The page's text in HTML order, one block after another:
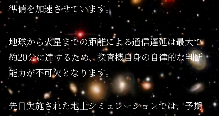
準備を加速させています。
地球から火星までの距離による通信遅延は最大で
約20分に達するため、探査機自身の自律的な判断
能力が不可欠となります。
先日実施された地上シミュレーションでは、予期